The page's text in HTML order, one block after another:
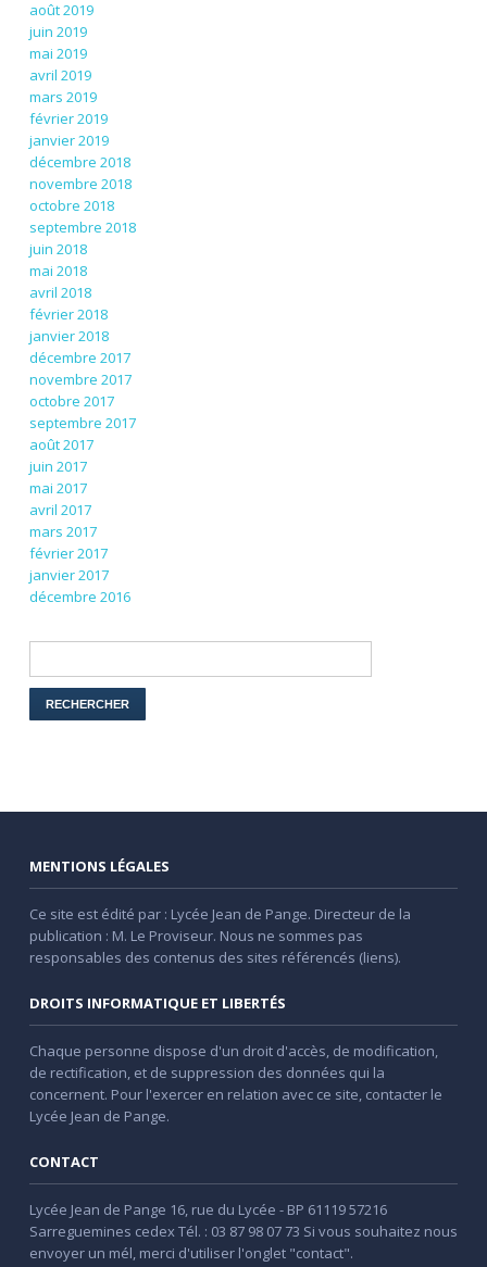
août 2019
juin 2019
mai 2019
avril 2019
mars 2019
février 2019
janvier 2019
décembre 2018
novembre 2018
octobre 2018
septembre 2018
juin 2018
mai 2018
avril 2018
février 2018
janvier 2018
décembre 2017
novembre 2017
octobre 2017
septembre 2017
août 2017
juin 2017
mai 2017
avril 2017
mars 2017
février 2017
janvier 2017
décembre 2016
MENTIONS LÉGALES
Ce site est édité par : Lycée Jean de Pange. Directeur de la
publication : M. Le Proviseur. Nous ne sommes pas
responsables des contenus des sites référencés (liens).
DROITS INFORMATIQUE ET LIBERTÉS
Chaque personne dispose d'un droit d'accès, de modification,
de rectification, et de suppression des données qui la
concernent. Pour l'exercer en relation avec ce site, contacter le
Lycée Jean de Pange.
CONTACT
Lycée Jean de Pange 16, rue du Lycée - BP 61119 57216
Sarreguemines cedex Tél. : 03 87 98 07 73 Si vous souhaitez nous
envoyer un mél, merci d'utiliser l'onglet "contact".